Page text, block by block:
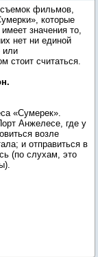
фильмов,
которые
значения то,
нет ни единой
или
стоит считаться.
«Сумерек».
Анжелесе, где у
возле
и отправиться в
(по слухам, это